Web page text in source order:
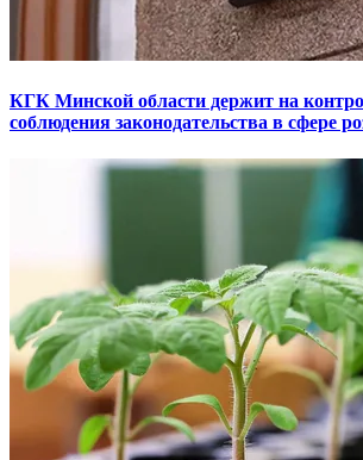
КГК Минской области держит на
соблюдения законодательства в сфере